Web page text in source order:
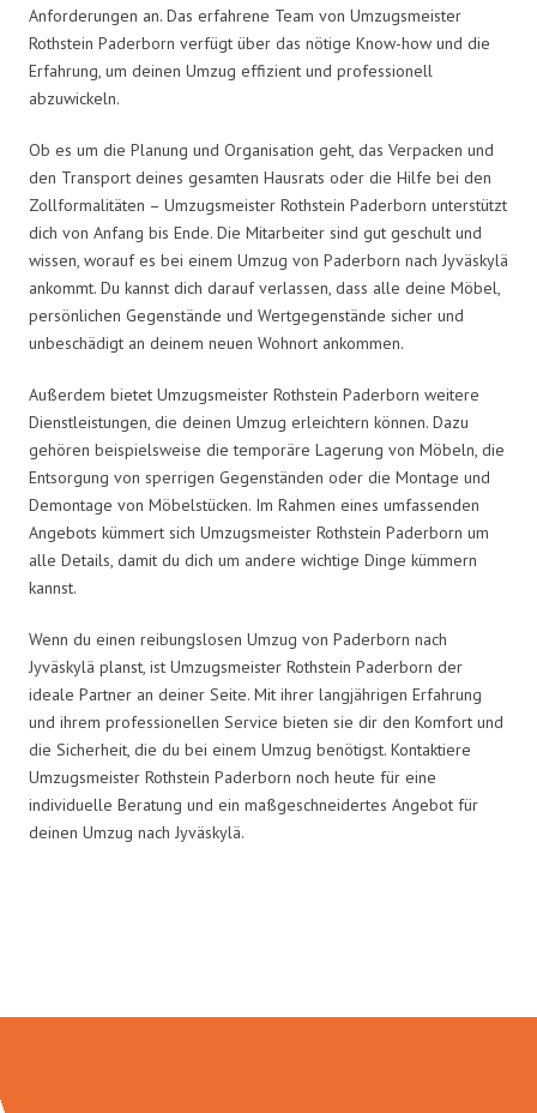
Anforderungen an. Das erfahrene Team von Umzugsmeister
Rothstein Paderborn verfügt über das nötige Know-how und die
Erfahrung, um deinen Umzug effizient und professionell
abzuwickeln.
Ob es um die Planung und Organisation geht, das Verpacken und
den Transport deines gesamten Hausrats oder die Hilfe bei den
Zollformalitäten – Umzugsmeister Rothstein Paderborn unterstützt
dich von Anfang bis Ende. Die Mitarbeiter sind gut geschult und
wissen, worauf es bei einem Umzug von Paderborn nach Jyväskylä
ankommt. Du kannst dich darauf verlassen, dass alle deine Möbel,
persönlichen Gegenstände und Wertgegenstände sicher und
unbeschädigt an deinem neuen Wohnort ankommen.
Außerdem bietet Umzugsmeister Rothstein Paderborn weitere
Dienstleistungen, die deinen Umzug erleichtern können. Dazu
gehören beispielsweise die temporäre Lagerung von Möbeln, die
Entsorgung von sperrigen Gegenständen oder die Montage und
Demontage von Möbelstücken. Im Rahmen eines umfassenden
Angebots kümmert sich Umzugsmeister Rothstein Paderborn um
alle Details, damit du dich um andere wichtige Dinge kümmern
kannst.
Wenn du einen reibungslosen Umzug von Paderborn nach
Jyväskylä planst, ist Umzugsmeister Rothstein Paderborn der
ideale Partner an deiner Seite. Mit ihrer langjährigen Erfahrung
und ihrem professionellen Service bieten sie dir den Komfort und
die Sicherheit, die du bei einem Umzug benötigst. Kontaktiere
Umzugsmeister Rothstein Paderborn noch heute für eine
individuelle Beratung und ein maßgeschneidertes Angebot für
deinen Umzug nach Jyväskylä.